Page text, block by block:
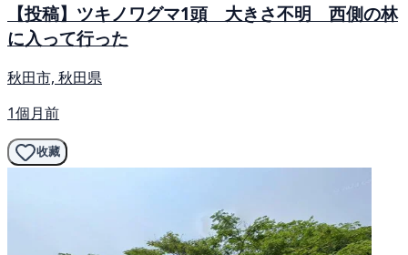
【投稿】ツキノワグマ1頭 大きさ不明 西側の林
に入って行った
秋田市, 秋田県
1個月前
收藏